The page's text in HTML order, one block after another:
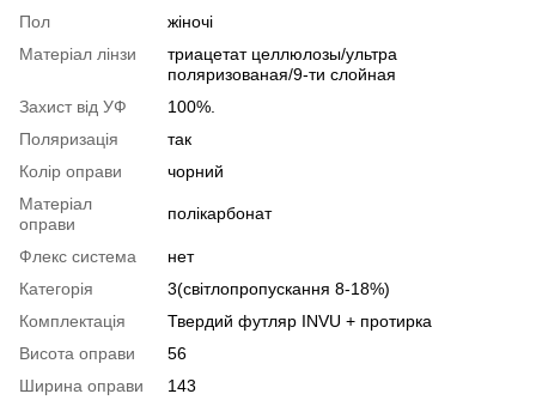
Пол
жіночі
Матеріал лінзи
триацетат целлюлозы/ультра
поляризованая/9-ти слойная
Захист від УФ
100%.
Поляризація
так
Колір оправи
чорний
Матеріал
оправи
полікарбонат
Флекс система
нет
Категорія
3(світлопропускання 8-18%)
Комплектація
Твердий футляр INVU + протирка
Висота оправи
56
Ширина оправи
143